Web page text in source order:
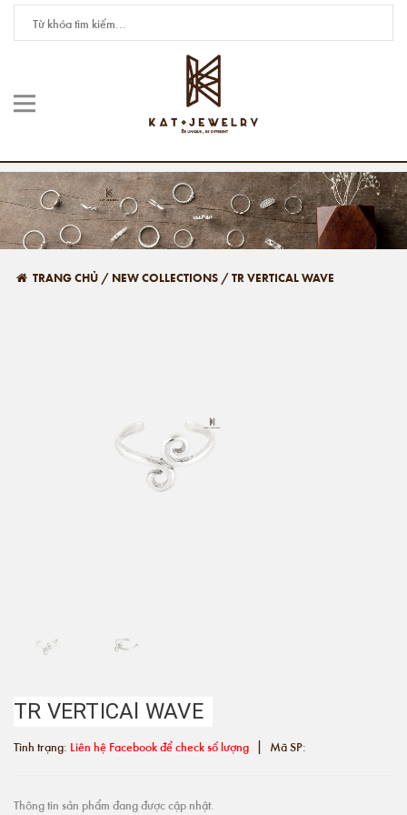
TRANG CHỦ / NEW COLLECTIONS /TR VERTICAL WAVE
TR VERTICAl WAVE
Tình trạng: Liên hệ Facebook để check số lượng | Mã SP:
Thông tin sản phẩm đang được cập nhật.